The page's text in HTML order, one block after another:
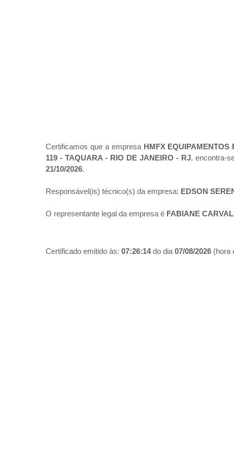
Certificamos que a empresa HMFX EQUIPAMENTOS
119 - TAQUARA - RIO DE JANEIRO - RJ, encontra-
21/10/2026.
Responsável(is) técnico(s) da empresa: EDSON
O representante legal da empresa é FABIANE
Certificado emitido às: 07:26:14do dia 07/08/2026 (hora